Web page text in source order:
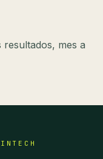
mes a